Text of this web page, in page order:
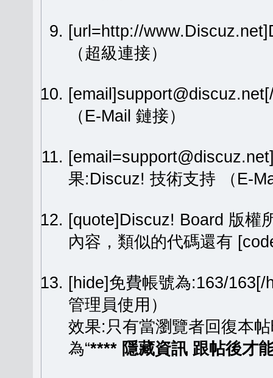
[url=http://
（超級連接）
（E-Mail 鏈接）
果:Discuz! 技術支持 （E-
[quote]Discuz! Board 版
內容，類似的代碼還有
[hide]免費帳號為:163/
管理員使用）
效果:只有當瀏覽者回復本
為“**** 隱藏資訊 跟帖後才